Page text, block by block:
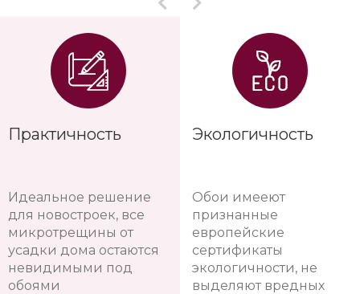
Практичность
Идеальное решение
для новостроек, все
микротрещины от
усадки дома остаются
невидимыми под
обоями
Экологичность
Обои имееют
признанные
европейские
сертификаты
экологичности, не
выделяют вредных